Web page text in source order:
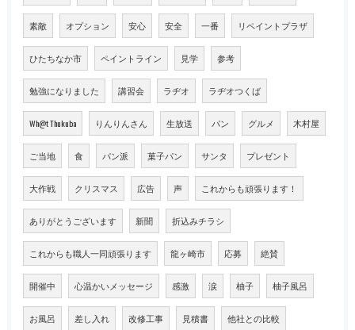
素敵 オプション 安心 安全 一番 リペイントプラザ
ひたちなか市 ペイントライン 見学 参考
勉強になりました 講習会 ラヂオ ラヂオつくば
Wh@t Thukuba りんりんさん 生放送 パン グルメ 木村屋
ご当地 食 パン派 菓子パン サンタ プレゼント
大作戦 クリスマス 広告 声 これからも頑張ります！
ありがとうございます 新聞 折込みチラシ
これからも職人一同頑張ります 龍ヶ崎市 応募 絶賛
開催中 心温かいメッセージ 感激 涙 柚子 柚子風呂
お風呂 差し入れ 改修工事 見積書 他社との比較